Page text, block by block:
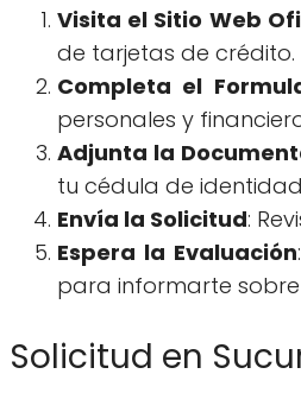
Visita el Sitio Web
de tarjetas de crédito.
Completa el
personales y
Adjunta la
tu cédula de
Envía la Solicitud:
Espera la Evaluación
para informarte
Solicitud en